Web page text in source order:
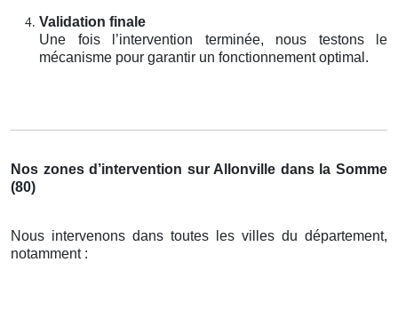
Validation finale
Une fois l’intervention terminée, nous testons le
mécanisme pour garantir un fonctionnement optimal.
Nos zones d’intervention sur Allonville dans la Somme
(80)
Nous intervenons dans toutes les villes du département,
notamment :